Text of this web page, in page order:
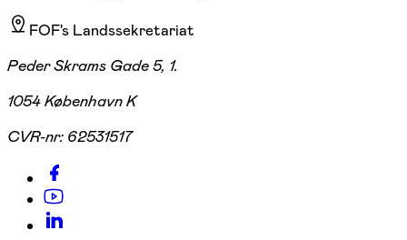
FOF's Landssekretariat
Peder Skrams Gade 5, 1.
1054 København K
CVR-nr: 62531517